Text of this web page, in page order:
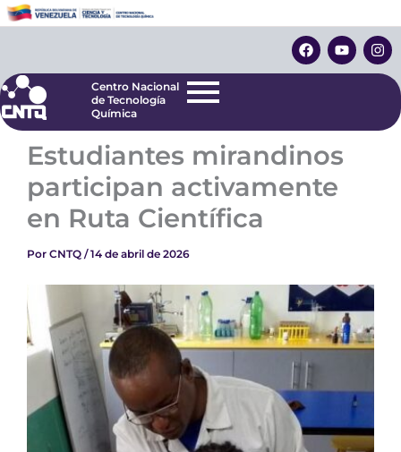
al
F
a
c
o
Y
o
u
e
I
n
s
r
Centro Nacional
de Tecnología
Centro Nacional
de Tecnología
Química
Estudiantes mirandinos
participan activamente
en Ruta Científica
Por CNTQ /14 de abril de 2026